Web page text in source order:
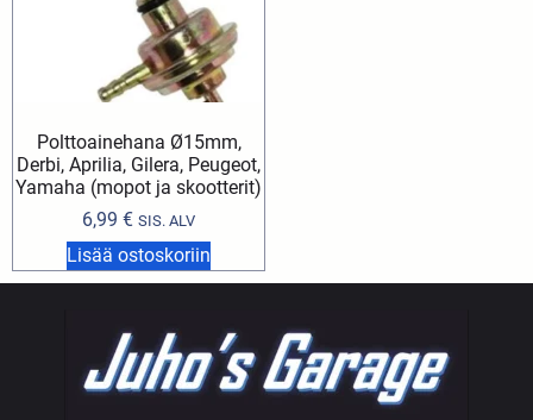
Polttoainehana Ø15mm,
Derbi, Aprilia, Gilera, Peugeot,
Yamaha (mopot ja skootterit)
6,99 € SIS. ALV
Lisää ostoskoriin